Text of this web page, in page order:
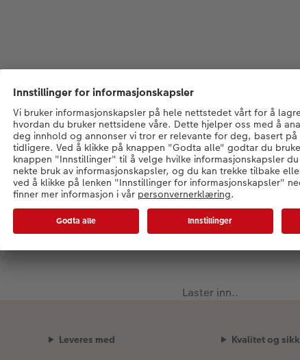
Laster inn..
Leveres med Kvalitet og